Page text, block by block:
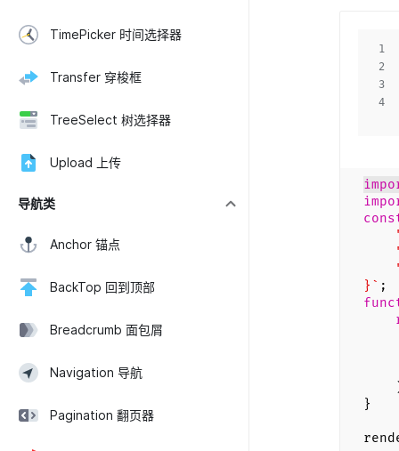
TimePicker 时间选择器
Transfer 穿梭框
TreeSelect 树选择器
Upload 上传
导航类
Anchor 锚点
BackTop 回到顶部
Breadcrumb 面包屑
Navigation 导航
Pagination 翻页器
1
2
3
4
}` ;
}